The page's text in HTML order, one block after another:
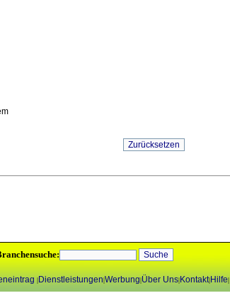
|Dienstleistungen|Werbung|Über Uns|Kontakt|Hilfe|